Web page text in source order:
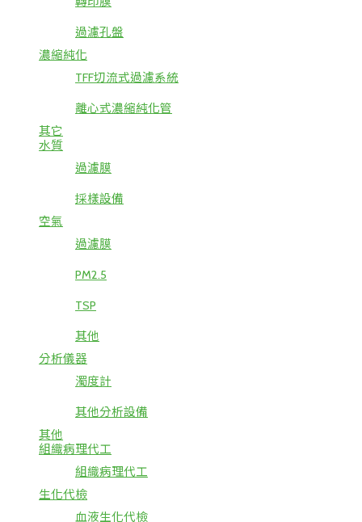
過濾孔盤
濃縮純化
TFF切流式過濾系統
離心式濃縮純化管
其它
水質
過濾膜
採樣設備
空氣
過濾膜
PM2.5
TSP
其他
分析儀器
濁度計
其他分析設備
其他
組織病理代工
組織病理代工
生化代檢
血液生化代檢